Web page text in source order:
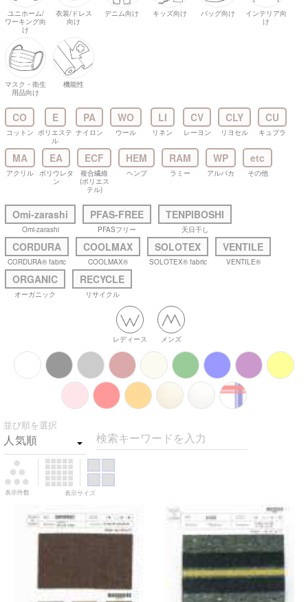
ユニホーム/
ワーキング向
け
衣装/ドレス
向け
デニム向け キッズ向け バッグ向け
インテリア向
け
マスク・衛生
用品向け
機能性
CO
コットン
E
ポリエステ
ル
PA
ナイロン
WO
ウール
LI
リネン
CV
レーヨン
CLY
リヨセル
CU
キュプラ
MA
アクリル
EA
ポリウレタ
ン
ECF
複合繊維
(ポリエス
テル)
HEM
ヘンプ
RAM
ラミー
WP
アルパカ
etc
その他
Omi-zarashi
Omi-zarashi
PFAS-FREE
PFASフリー
TENPIBOSHI
天日干し
CORDURA
CORDURA® fabric
COOLMAX
COOLMAX®
SOLOTEX
SOLOTEX® fabric
VENTILE
VENTILE®
ORGANIC
オーガニック
RECYCLE
リサイクル
レディース メンズ
並び順を選択
検索キーワードを入力
表示件数 表示サイズ